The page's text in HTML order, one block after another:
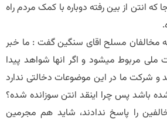
که انتن از بین رفته دوباره با کمک مردم راه
مخالفان مسلح اقای سنگین گفت : ما خبر
ملی مربوط میشود و اگر انها شواهد پیدا
و شرکت ما در این موضوعات دخالتی ندارد
باشد پس چرا اینقد انتن سوزانده شده؟
را پاسخ ندادند، شاید هم مجرمین